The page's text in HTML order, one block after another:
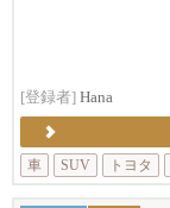
[登録者] Hana
車
SUV トヨタ